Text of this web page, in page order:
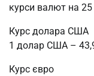
курси валют на
Курс долара США
1 долар США –
Курс євро